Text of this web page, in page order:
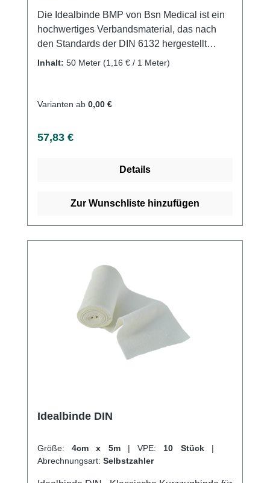
Die Idealbinde BMP von Bsn Medical ist ein
hochwertiges Verbandsmaterial, das nach
den Standards der DIN 6132 hergestellt
wurde. Sie ist luftdurchlässig, nicht
der Phlebologie und Lymphologie macht. Die
Baumwollstruktur sorgt für angenehmen
sowohl zur prä-, intra- und postoperativen
und Entlasten bei Distorsionen, Kontusionen
ihre hohe Qualität und Vielseitigkeit ist die
Idealbinde BMP ein unverzichtbares
Hilfsmittel im medizinischen Alltag. Weitere
Informationen des Herstellers Kaufen Sie jetzt
Idealbinde BMP online bei uns und profitieren
Sie von unserem schnellen Versand und
unserem hervorragenden Kundenservice.
Inhalt: 50 Meter (1,16 € / 1 Meter)
Varianten ab 0,00 €
Regulärer Preis:
57,83 €
Details
Zur Wunschliste hinzufügen
Idealbinde DIN
Größe: 4cm x 5m | VPE: 10 Stück |
Abrechnungsart: Selbstzahler